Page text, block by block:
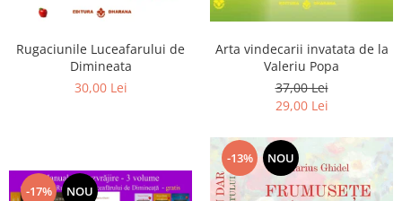
Rugaciunile Luceafarului de
Dimineata
30,00 Lei
Arta vindecarii invatata de la
Valeriu Popa
37,00 Lei
29,00 Lei
-17% NOU
-13% NOU